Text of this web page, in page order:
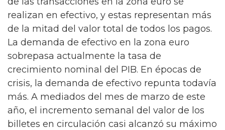
realizan en efectivo, y estas representan más
de la mitad del valor total de todos los pagos.
La demanda de efectivo en la zona euro
sobrepasa actualmente la tasa de
crecimiento nominal del PIB. En épocas de
crisis, la demanda de efectivo repunta todavía
más. A mediados del mes de marzo de este
año, el incremento semanal del valor de los
billetes en circulación casi alcanzó su máximo